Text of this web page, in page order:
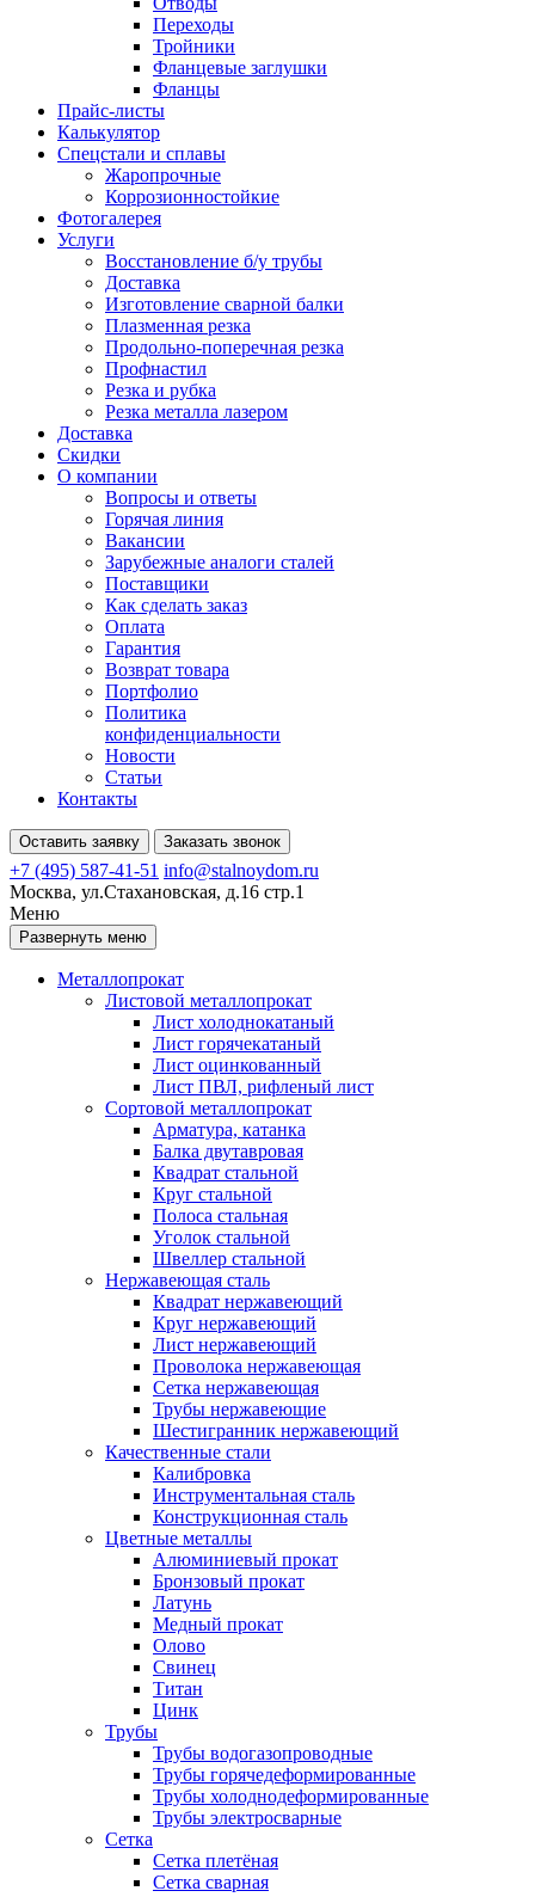
Переходы
Тройники
Фланцевые заглушки
Фланцы
Прайс-листы
Калькулятор
Спецстали и сплавы
Жаропрочные
Коррозионностойкие
Фотогалерея
Услуги
Восстановление б/у трубы
Доставка
Изготовление сварной балки
Плазменная резка
Продольно-поперечная резка
Профнастил
Резка и рубка
Резка металла лазером
Доставка
Скидки
О компании
Вопросы и ответы
Горячая линия
Вакансии
Зарубежные аналоги сталей
Поставщики
Как сделать заказ
Оплата
Гарантия
Возврат товара
Портфолио
Политика
конфиденциальности
Новости
Статьи
Контакты
Оставить заявку Заказать звонок
+7 (495) 587-41-51 info@stalnoydom.ru
Москва, ул.Стахановская, д.16 стр.1
Меню
Развернуть меню
Металлопрокат
Листовой металлопрокат
Лист холоднокатаный
Лист горячекатаный
Лист оцинкованный
Лист ПВЛ, рифленый лист
Сортовой металлопрокат
Арматура, катанка
Балка двутавровая
Квадрат стальной
Круг стальной
Полоса стальная
Уголок стальной
Швеллер стальной
Нержавеющая сталь
Квадрат нержавеющий
Круг нержавеющий
Лист нержавеющий
Проволока нержавеющая
Сетка нержавеющая
Трубы нержавеющие
Шестигранник нержавеющий
Качественные стали
Калибровка
Инструментальная сталь
Конструкционная сталь
Цветные металлы
Алюминиевый прокат
Бронзовый прокат
Латунь
Медный прокат
Олово
Свинец
Титан
Цинк
Трубы
Трубы водогазопроводные
Трубы горячедеформированные
Трубы холоднодеформированные
Трубы электросварные
Сетка
Сетка плетёная
Сетка сварная